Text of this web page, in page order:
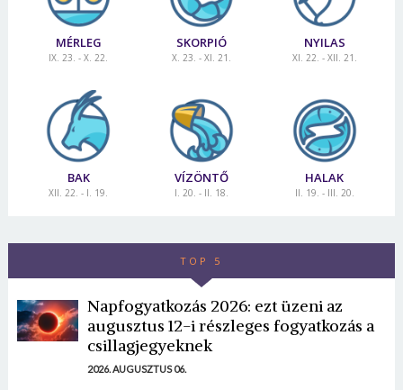
MÉRLEG
IX. 23. - X. 22.
SKORPIÓ
X. 23. - XI. 21.
NYILAS
XI. 22. - XII. 21.
BAK
XII. 22. - I. 19.
VÍZÖNTŐ
I. 20. - II. 18.
HALAK
II. 19. - III. 20.
TOP 5
Napfogyatkozás 2026: ezt üzeni az
augusztus 12-i részleges fogyatkozás a
csillagjegyeknek
2026. AUGUSZTUS 06.